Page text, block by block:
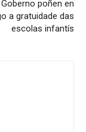
poñen en
a gratuidade das
escolas infantís